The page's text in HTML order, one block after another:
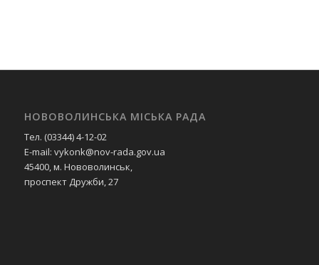
НОВОВОЛИНСЬКА МІСЬКА РАДА
Тел. (03344) 4-12-02
E-mail: vykonk@nov-rada.gov.ua
45400, м. Нововолинськ,
проспект Дружби, 27